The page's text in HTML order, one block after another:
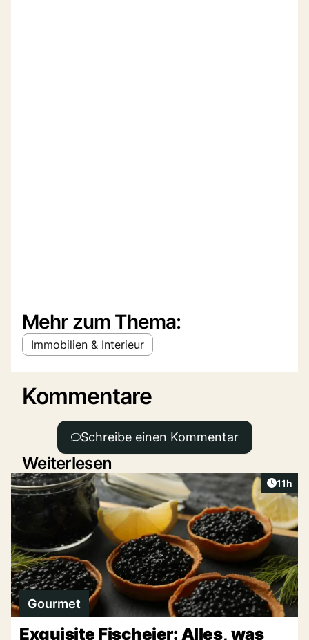
Mehr zum Thema:
Immobilien & Interieur
Kommentare
Schreibe einen Kommentar
Weiterlesen
11h
Gourmet
Exquisite Fischeier: Alles, was